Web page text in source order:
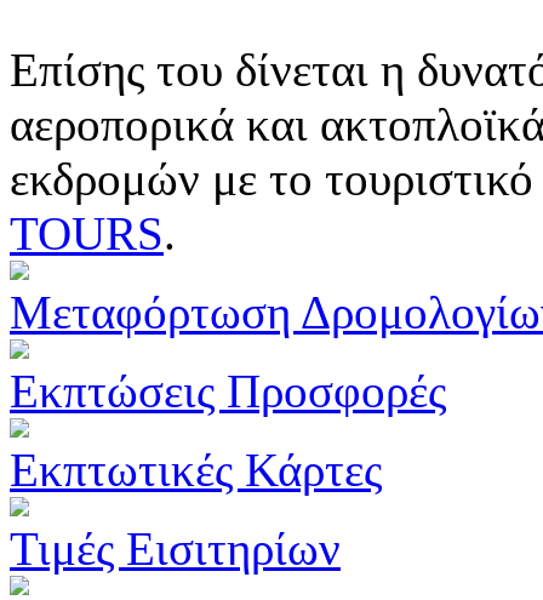
Επίσης του δίνεται η
αεροπορικά και
εκδρομών με το
TOURS.
Μεταφόρτωση
Εκπτώσεις Προσφορές
Εκπτωτικές Κάρτες
Τιμές Εισιτηρίων